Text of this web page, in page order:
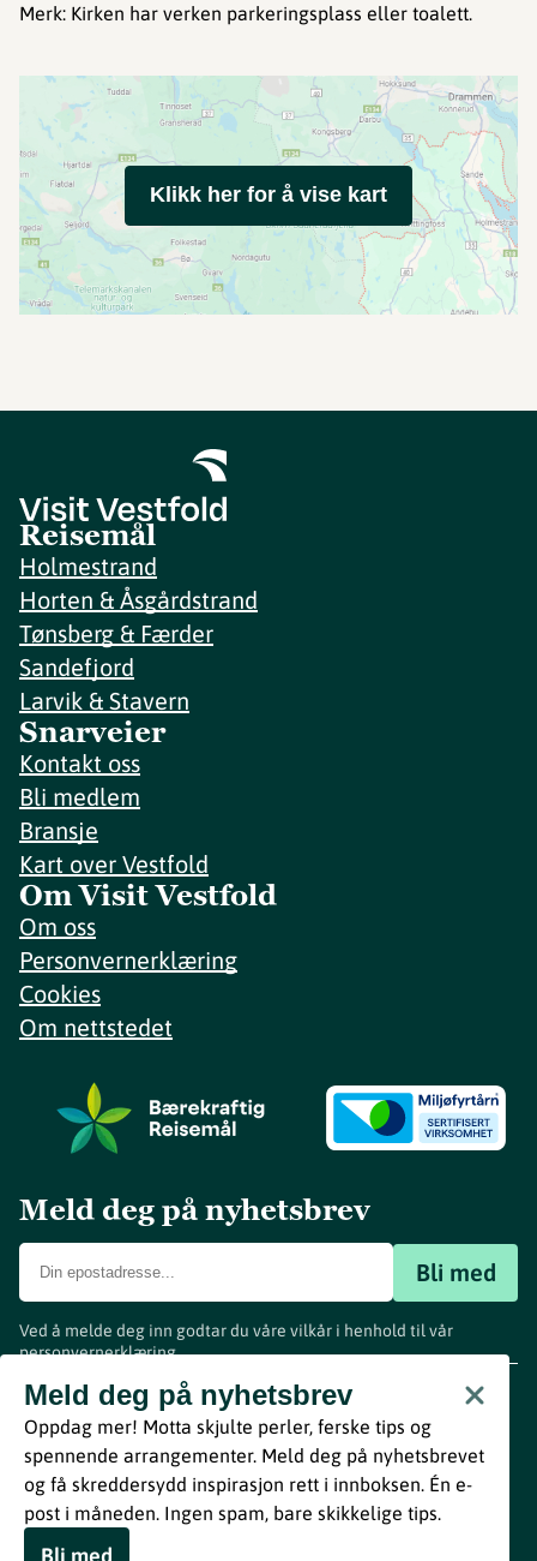
Merk: Kirken har verken parkeringsplass eller toalett.
Klikk her for å vise kart
Reisemål
Holmestrand
Horten & Åsgårdstrand
Tønsberg & Færder
Sandefjord
Larvik & Stavern
Snarveier
Kontakt oss
Bli medlem
Bransje
Kart over Vestfold
Om Visit Vestfold
Om oss
Personvernerklæring
Cookies
Om nettstedet
Meld deg på nyhetsbrev
Bli med
Ved å melde deg inn godtar du våre vilkår i henhold til vår
personvernerklæring.
Meld deg på nyhetsbrev
Oppdag mer! Motta skjulte perler, ferske tips og
spennende arrangementer. Meld deg på nyhetsbrevet
og få skreddersydd inspirasjon rett i innboksen. Én e-
post i måneden. Ingen spam, bare skikkelige tips.
Bli med
www.visitvestfold.com
Turistinformasjon
Vestfold Fylkeskommune
ByBreakfast